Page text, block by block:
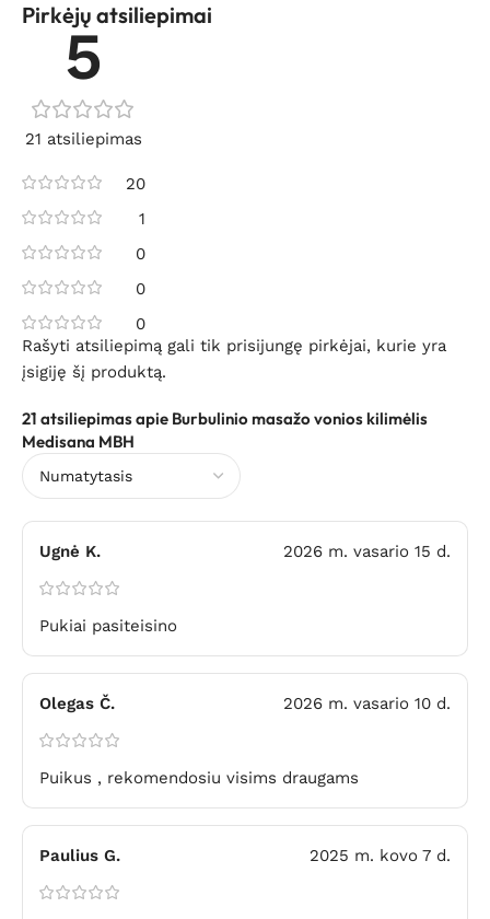
Pirkėjų atsiliepimai
5
21 atsiliepimas
20
1
0
0
0
21 atsiliepimas apie Burbulinio masažo vonios kilimėlis
Medisana MBH
Ugnė K. 2026 m. vasario 15 d.
Pukiai pasiteisino
Olegas Č. 2026 m. vasario 10 d.
Puikus , rekomendosiu visims draugams
Paulius G. 2025 m. kovo 7 d.
Rašyti atsiliepimą gali tik prisijungę pirkėjai, kurie yra
įsigiję šį produktą.